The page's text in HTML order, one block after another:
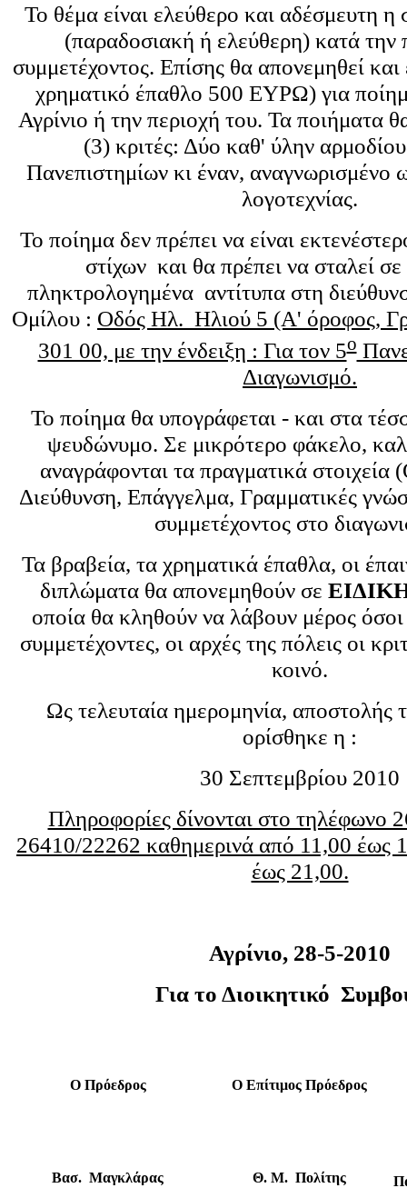
Το θέμα είναι ελεύθερο και αδέσμευτη η
(παραδοσιακή ή ελεύθερη) κατά την
συμμετέχοντος. Επίσης θα απονεμηθεί
χρηματικό έπαθλο 500 ΕΥΡΩ) για
Αγρίνιο ή την περιοχή του. Τα ποιήματα
(3) κριτές: Δύο καθ' ύλην
Πανεπιστημίων κι έναν, αναγνωρισμένο
λογοτεχνίας.
Το ποίημα δεν πρέπει να είναι
στίχων και θα πρέπει να σταλεί
πληκτρολογημένα αντίτυπα στη
Ομίλου : Οδός Ηλ. Ηλιού 5 (Α' όροφος,
301 00, με την ένδειξη : Για τον 5ο
Διαγωνισμό.
Το ποίημα θα υπογράφεται - και στα
ψευδώνυμο. Σε μικρότερο φάκελο,
αναγράφονται τα πραγματικά
Διεύθυνση, Επάγγελμα, Γραμματικές
συμμετέχοντος στο
Τα βραβεία, τα χρηματικά έπαθλα, οι
διπλώματα θα απονεμηθούν σε
οποία θα κληθούν να λάβουν μέρος όσοι
συμμετέχοντες, οι αρχές της πόλεις οι
κοινό.
Ως τελευταία ημερομηνία, αποστολής
ορίσθηκε η :
30 Σεπτεμβρίου 2010
Πληροφορίες δίνονται στο τηλέφωνο
26410/22262 καθημερινά από 11,00 έως
έως 21,00.
Αγρίνιο, 28-5-2010
Για το Διοικητικό
Ο Πρόεδρος
Βασ. Μαγκλάρας
Ο Επίτιμος Πρόεδρος
Θ. Μ. Πολίτης